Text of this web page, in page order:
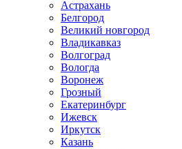
Астрахань
Белгород
Великий новгород
Владикавказ
Волгоград
Вологда
Воронеж
Грозный
Екатеринбург
Ижевск
Иркутск
Казань